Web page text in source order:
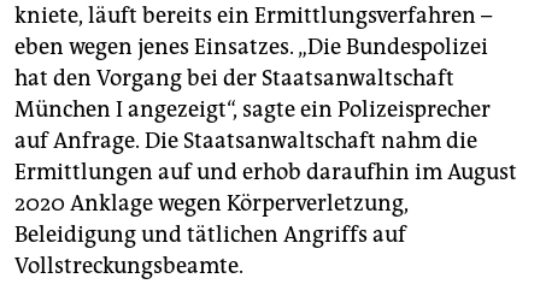
kniete, läuft bereits ein Ermittlungsverfahren –
eben wegen jenes Einsatzes. „Die Bundespolizei
hat den Vorgang bei der Staatsanwaltschaft
München I angezeigt“, sagte ein Polizeisprecher
auf Anfrage. Die Staatsanwaltschaft nahm die
Ermittlungen auf und erhob daraufhin im August
2020 Anklage wegen Körperverletzung,
Beleidigung und tätlichen Angriffs auf
Vollstreckungsbeamte.